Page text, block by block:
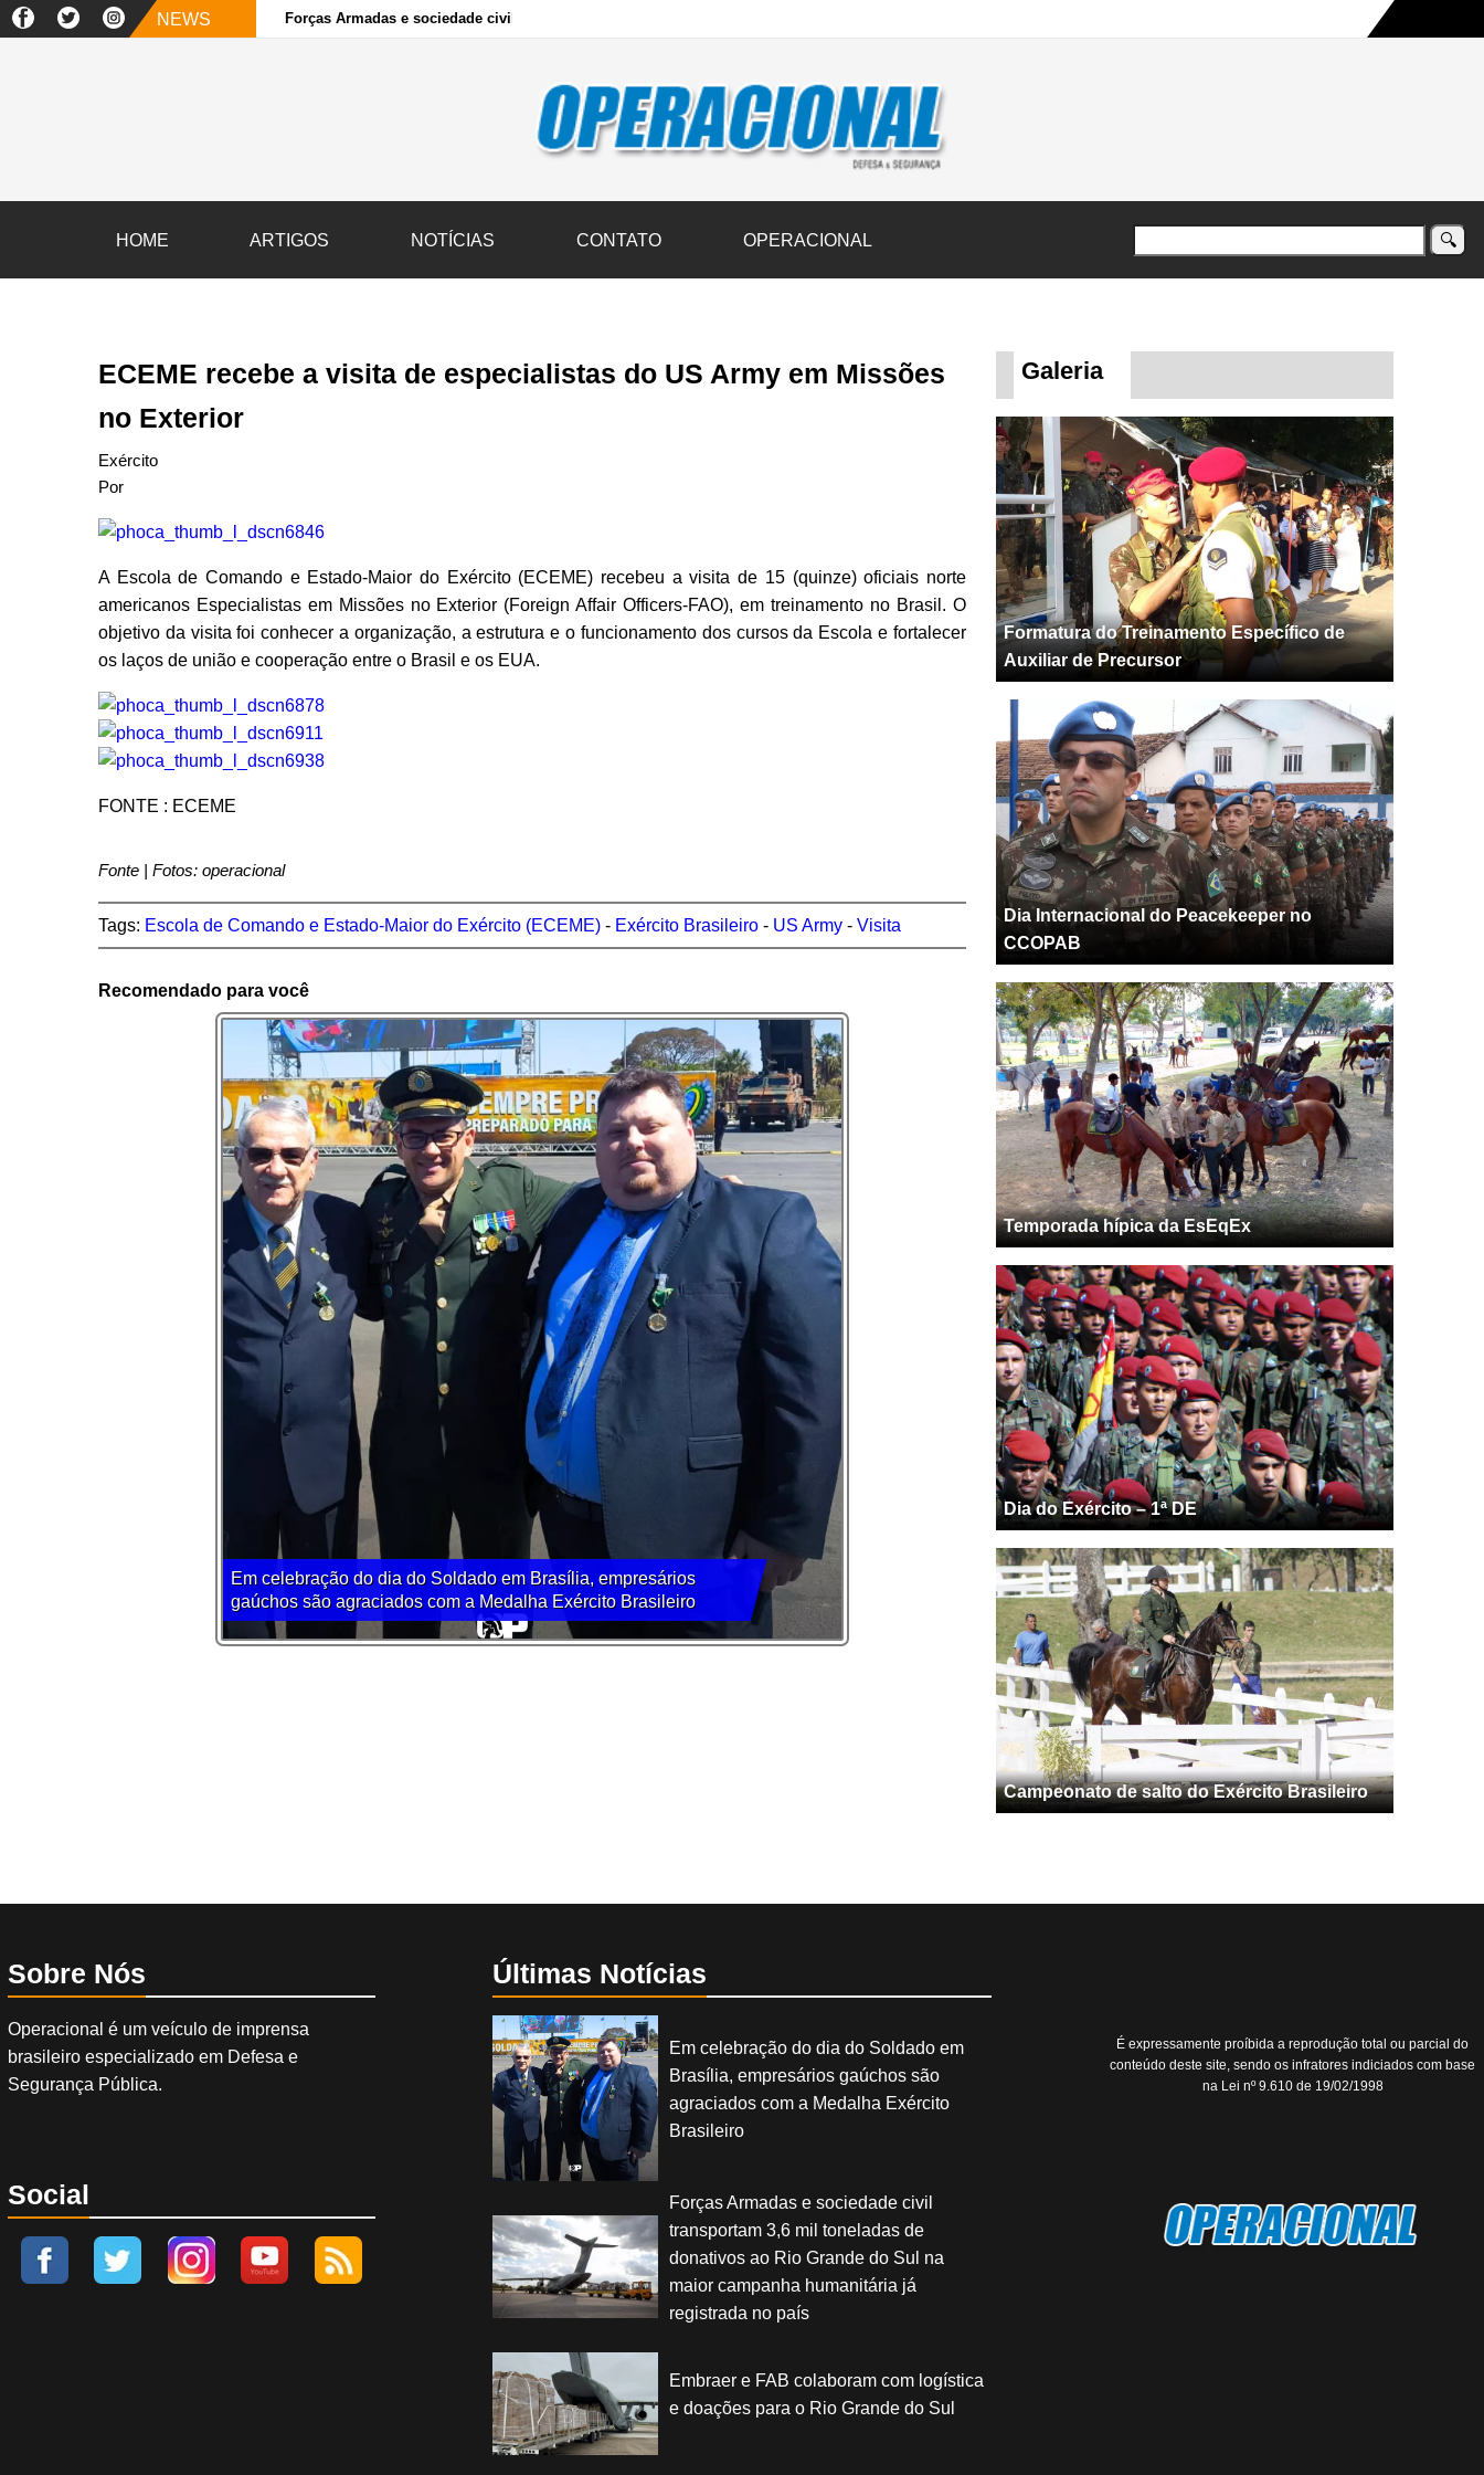
NEWS Forças Armadas e sociedade civil transportam 3,6 mil toneladas de donativos ao Rio Grande do Sul na maior campanha humanitária já registrada no país
HOME ARTIGOS NOTÍCIAS CONTATO OPERACIONAL
ECEME recebe a visita de especialistas do US Army em Missões
no Exterior
Exército
Por
A Escola de Comando e Estado-Maior do Exército (ECEME) recebeu a visita de 15 (quinze) oficiais norte
americanos Especialistas em Missões no Exterior (Foreign Affair Officers-FAO), em treinamento no Brasil. O
objetivo da visita foi conhecer a organização, a estrutura e o funcionamento dos cursos da Escola e fortalecer
os laços de união e cooperação entre o Brasil e os EUA.
FONTE : ECEME
Fonte | Fotos: operacional
Tags: Escola de Comando e Estado-Maior do Exército (ECEME)- Exército Brasileiro- US Army- Visita
Recomendado para você
Em celebração do dia do Soldado em Brasília, empresários
gaúchos são agraciados com a Medalha Exército Brasileiro
Galeria
Formatura do Treinamento Específico de
Auxiliar de Precursor
Dia Internacional do Peacekeeper no
CCOPAB
Temporada hípica da EsEqEx
Dia do Exército – 1ª DE
Campeonato de salto do Exército Brasileiro
Sobre Nós
Operacional é um veículo de imprensa
brasileiro especializado em Defesa e
Segurança Pública.
Social
Últimas Notícias
Em celebração do dia do Soldado em
Brasília, empresários gaúchos são
agraciados com a Medalha Exército
Brasileiro
Forças Armadas e sociedade civil
transportam 3,6 mil toneladas de
donativos ao Rio Grande do Sul na
maior campanha humanitária já
registrada no país
Embraer e FAB colaboram com logística
e doações para o Rio Grande do Sul
É expressamente proíbida a reprodução total ou parcial do
conteúdo deste site, sendo os infratores indiciados com base
na Lei nº 9.610 de 19/02/1998